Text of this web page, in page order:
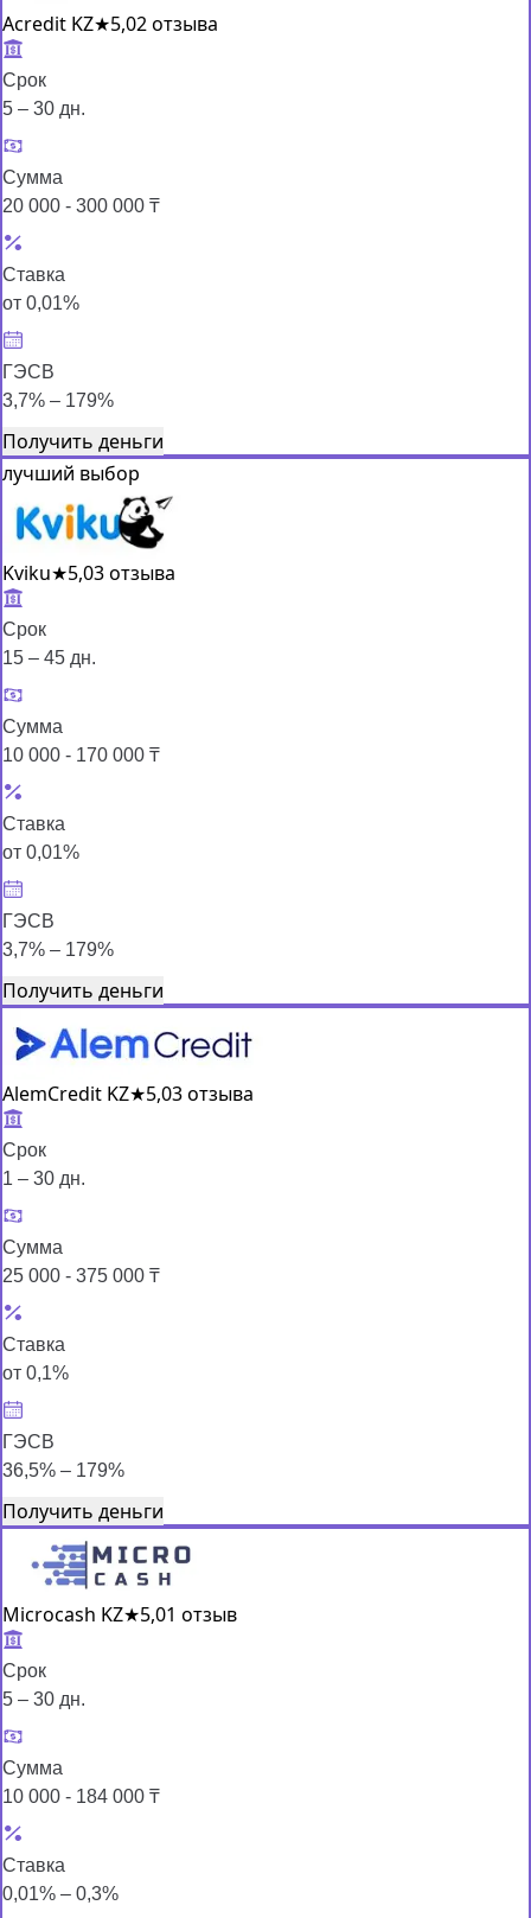
Acredit KZ★5,02 отзыва
Срок
5 – 30 дн.
Сумма
20 000 - 300 000 ₸
Ставка
от 0,01%
ГЭСВ
3,7% – 179%
Получить деньги
лучший выбор
Kviku★5,03 отзыва
Срок
15 – 45 дн.
Сумма
10 000 - 170 000 ₸
Ставка
от 0,01%
ГЭСВ
3,7% – 179%
Получить деньги
AlemCredit KZ★5,03 отзыва
Срок
1 – 30 дн.
Сумма
25 000 - 375 000 ₸
Ставка
от 0,1%
ГЭСВ
36,5% – 179%
Получить деньги
Microcash KZ★5,01 отзыв
Срок
5 – 30 дн.
Сумма
10 000 - 184 000 ₸
Ставка
0,01% – 0,3%